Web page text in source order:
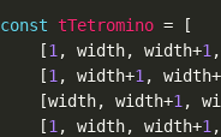
const tTetromino =
[
[1 , width, width+1 ,
[1 , width+1 , width+
[width, width+1 ,
[1 , width, width+1 ,